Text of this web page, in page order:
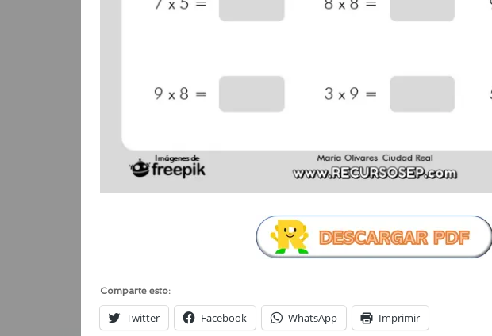
Comparte esto:
Twitter Facebook WhatsApp Imprimir